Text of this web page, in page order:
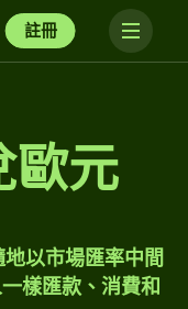
註冊
歐元
以市場匯率中間
樣匯款、消費和